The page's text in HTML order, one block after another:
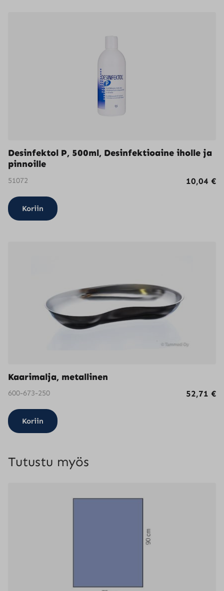
Desinfektol P, 500ml, Desinfektioaine iholle ja
pinnoille
51072 10,04 €
Koriin
Kaarimalja, metallinen
600-673-250 52,71 €
Koriin
Tutustu myös